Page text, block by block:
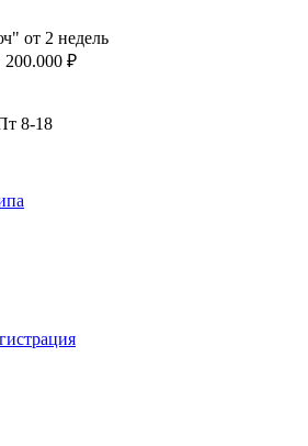
от 2 недель
₽
8-18